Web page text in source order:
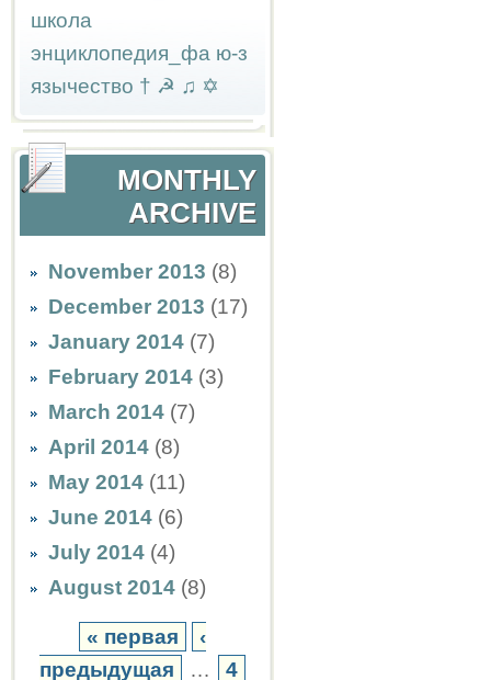
школа
энциклопедия_фа ю-з
язычество † ☭ ♫ ✡
MONTHLY
ARCHIVE
November 2013 (8)
December 2013 (17)
January 2014 (7)
February 2014 (3)
March 2014 (7)
April 2014 (8)
May 2014 (11)
June 2014 (6)
July 2014 (4)
August 2014 (8)
« первая
‹
предыдущая
…
4